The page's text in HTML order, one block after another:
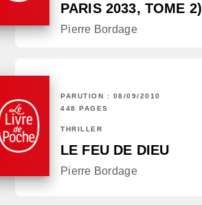
PARIS 2033, TOME 2)
Pierre Bordage
PARUTION : 08/09/2010
448 PAGES
THRILLER
LE FEU DE DIEU
Pierre Bordage